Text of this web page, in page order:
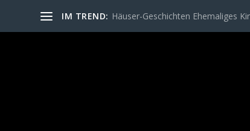
IM TREND: Häuser-Geschichten Ehemaliges